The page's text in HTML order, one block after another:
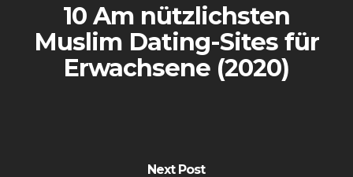
10 Am nützlichsten
Muslim Dating-Sites für
Erwachsene (2020)
Next Post